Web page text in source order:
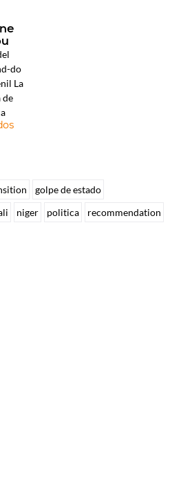
do
La
de
golpe de estado
niger politica
recommendation